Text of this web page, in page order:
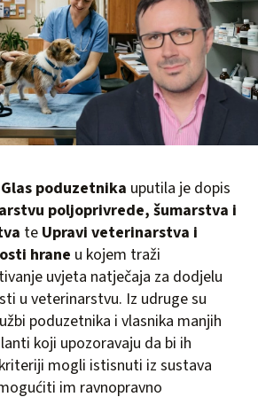
poduzetnika uputila je dopis
poljoprivrede, šumarstva i
te Upravi veterinarstva i
hrane u kojem traži
uvjeta natječaja za dodjelu
u veterinarstvu. Iz udruge su
poduzetnika i vlasnika manjih
koji upozoravaju da bi ih
mogli istisnuti iz sustava
im ravnopravno